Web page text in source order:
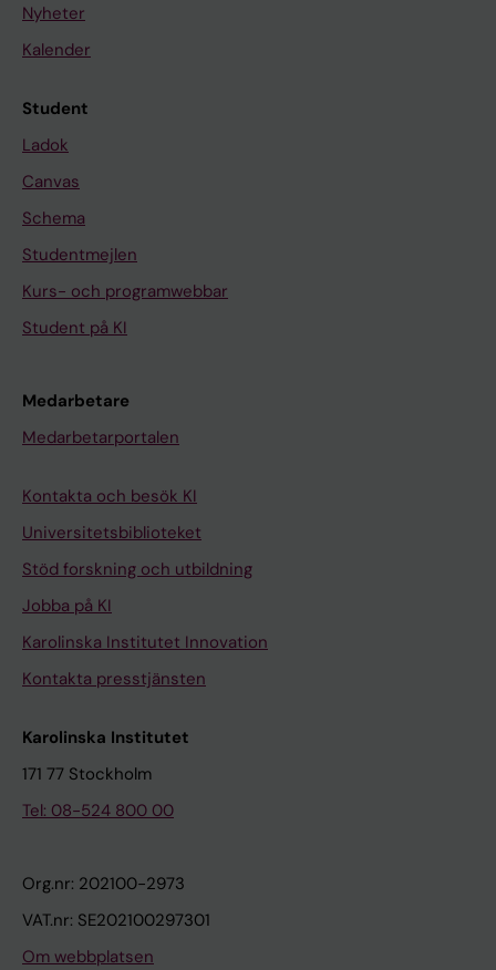
Nyheter
Kalender
Student
Ladok
Canvas
Schema
Studentmejlen
Kurs- och programwebbar
Student på KI
Medarbetare
Medarbetarportalen
Kontakta och besök KI
Universitetsbiblioteket
Stöd forskning och utbildning
Jobba på KI
Karolinska Institutet Innovation
Kontakta presstjänsten
Karolinska Institutet
171 77 Stockholm
Tel: 08-524 800 00
Org.nr: 202100-2973
VAT.nr: SE202100297301
Om webbplatsen